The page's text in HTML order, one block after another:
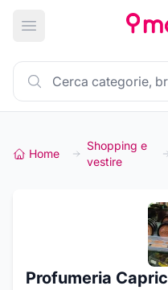
Apri menu principale
Home
Shopping e
vestire
Profumeria